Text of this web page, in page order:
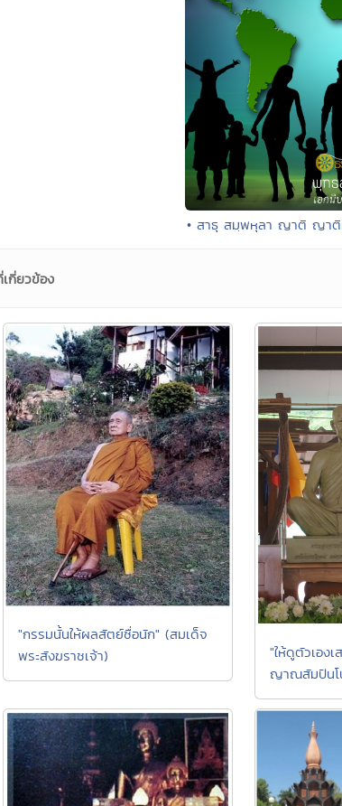
• สาธุ สมฺพหุลา ญาติ ญาติม
กี่ยวข้อง
"กรรมนั้นให้ผลสัตย์ซื่อนัก" (สมเด็จ
พระสังฆราชเจ้า)
"ให้ดูตัวเอง
ญาณสัมปันโ